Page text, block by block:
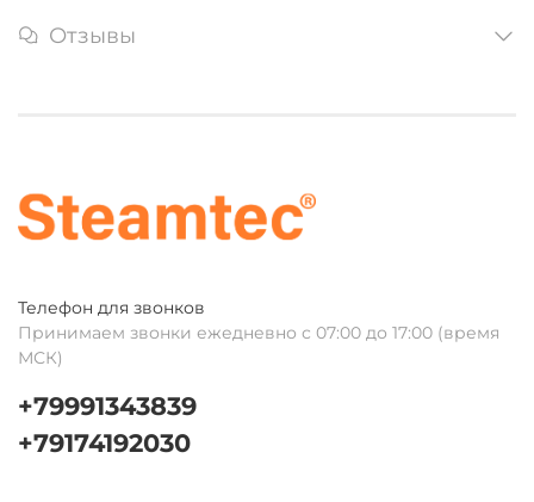
Отзывы
Телефон для звонков
Принимаем звонки ежедневно с 07:00 до 17:00 (время
МСК)
+79991343839
+79174192030